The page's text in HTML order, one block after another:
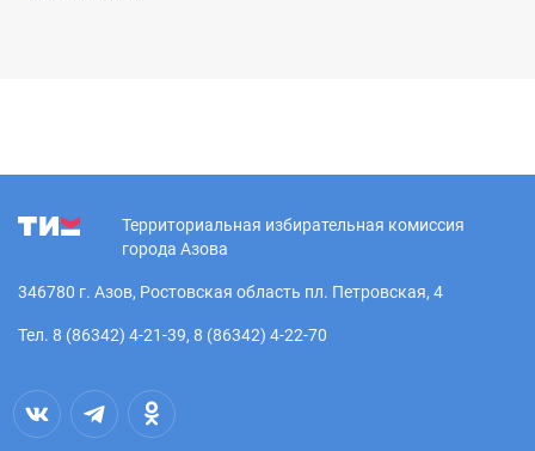
Территориальная избирательная комиссия
города Азова
346780 г. Азов, Ростовская область пл. Петровская, 4
Тел. 8 (86342) 4-21-39, 8 (86342) 4-22-70